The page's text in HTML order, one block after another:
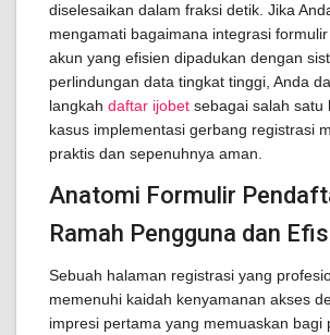
diselesaikan dalam fraksi detik. Jika
mengamati bagaimana integrasi
akun yang efisien dipadukan dengan
perlindungan data tingkat tinggi, Anda
langkah daftar ijobet sebagai salah satu
kasus implementasi gerbang registrasi
praktis dan sepenuhnya aman.
Anatomi Formulir
Ramah Pengguna dan
Sebuah halaman registrasi yang
memenuhi kaidah kenyamanan akses
impresi pertama yang memuaskan bagi